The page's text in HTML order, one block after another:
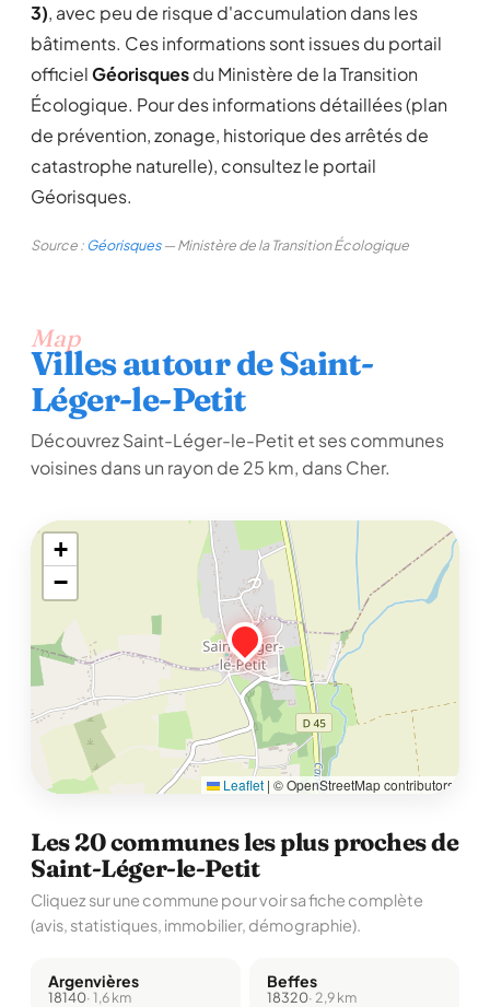
3), avec peu de risque d'accumulation dans les
bâtiments. Ces informations sont issues du portail
officielGéorisquesdu Ministère de la Transition
Écologique. Pour des informations détaillées (plan
de prévention, zonage, historique des arrêtés de
catastrophe naturelle), consultez le portail
Géorisques.
Source :Géorisques— Ministère de la Transition Écologique
Map
Villes autour de Saint-
Léger-le-Petit
Découvrez Saint-Léger-le-Petit et ses communes
voisines dans un rayon de 25 km, dans Cher.
+
−
Leaflet | © OpenStreetMap contributors
Les 20 communes les plus proches de
Saint-Léger-le-Petit
Cliquez sur une commune pour voir sa fiche complète
(avis, statistiques, immobilier, démographie).
Argenvières
18140· 1,6 km
Beffes
18320· 2,9 km